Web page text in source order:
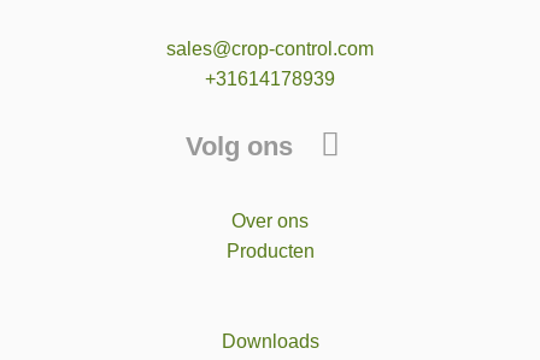
sales@crop-control.com
+31614178939
Volg ons
Over ons
Producten
Downloads